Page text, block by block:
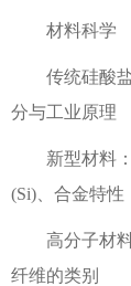
材料科学
传统硅酸
分与工业原理
新型材料
(Si)、合金特性
高分子材
纤维的类别